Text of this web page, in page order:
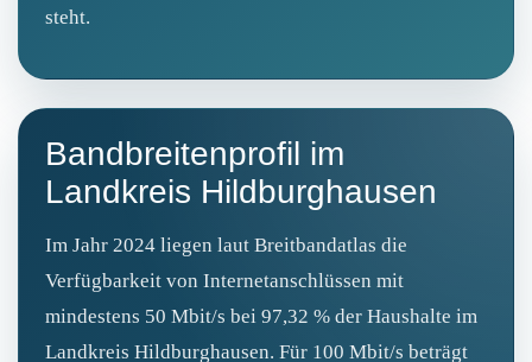
steht.
Bandbreitenprofil im
Landkreis Hildburghausen
Im Jahr 2024 liegen laut Breitbandatlas die
Verfügbarkeit von Internetanschlüssen mit
mindestens 50 Mbit/s bei 97,32 % der Haushalte im
Landkreis Hildburghausen. Für 100 Mbit/s beträgt